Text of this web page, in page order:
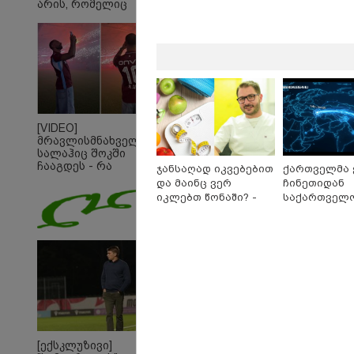
არის, რომელიც
[VIDEO]
მრავლისმნახველი
სალაჰიც შოკში
ჩააგდეს - რა
ხდებოდა ტრაბზონში
ეგვიპტელი
ფეხბურთელის
წარდგენისას
[ექსკლუზივი]
ჯანსაღად იკვებებით
და მაინც ვერ
იკლებთ წონაში? -
ქართველმა
ჩინეთიდან